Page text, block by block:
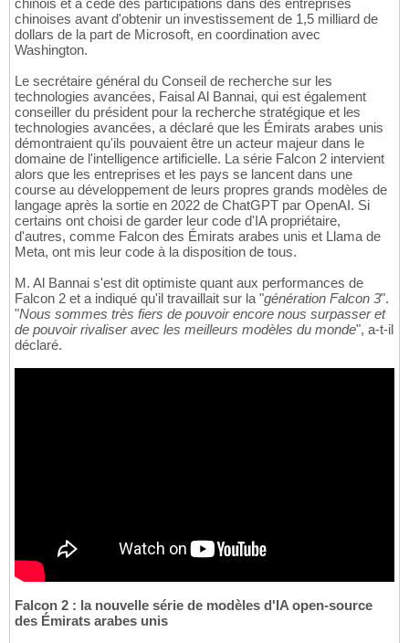
chinois et a cédé des participations dans des entreprises
chinoises avant d'obtenir un investissement de 1,5 milliard de
dollars de la part de Microsoft, en coordination avec
Washington.
Le secrétaire général du Conseil de recherche sur les
technologies avancées, Faisal Al Bannai, qui est également
conseiller du président pour la recherche stratégique et les
technologies avancées, a déclaré que les Émirats arabes unis
démontraient qu'ils pouvaient être un acteur majeur dans le
domaine de l'intelligence artificielle. La série Falcon 2 intervient
alors que les entreprises et les pays se lancent dans une
course au développement de leurs propres grands modèles de
langage après la sortie en 2022 de ChatGPT par OpenAI. Si
certains ont choisi de garder leur code d'IA propriétaire,
d'autres, comme Falcon des Émirats arabes unis et Llama de
Meta, ont mis leur code à la disposition de tous.
M. Al Bannai s'est dit optimiste quant aux performances de
Falcon 2 et a indiqué qu'il travaillait sur la "génération Falcon 3".
"Nous sommes très fiers de pouvoir encore nous surpasser et
de pouvoir rivaliser avec les meilleurs modèles du monde", a-t-il
déclaré.
Falcon 2 : la nouvelle série de modèles d'IA open-source
des Émirats arabes unis